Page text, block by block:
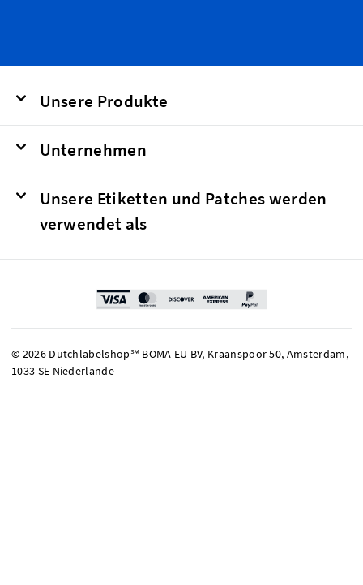
Unsere Produkte
Unternehmen
Unsere Etiketten und Patches werden
verwendet als
© 2026 Dutchlabelshop℠ BOMA EU BV, Kraanspoor 50, Amsterdam,
1033 SE Niederlande